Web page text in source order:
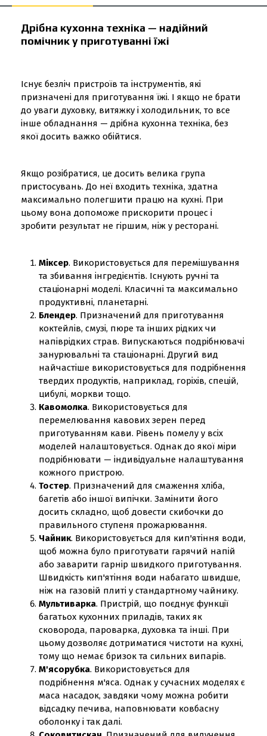
Дрібна кухонна техніка — надійний
помічник у приготуванні їжі
Існує безліч пристроїв та інструментів, які
призначені для приготування їжі. І якщо не брати
до уваги духовку, витяжку і холодильник, то все
інше обладнання — дрібна кухонна техніка, без
якої досить важко обійтися.
Якщо розібратися, це досить велика група
пристосувань. До неї входить техніка, здатна
максимально полегшити працю на кухні. При
цьому вона допоможе прискорити процес і
зробити результат не гіршим, ніж у ресторані.
Міксер. Використовується для перемішування
та збивання інгредієнтів. Існують ручні та
стаціонарні моделі. Класичні та максимально
продуктивні, планетарні.
Блендер. Призначений для приготування
коктейлів, смузі, пюре та інших рідких чи
напіврідких страв. Випускаються подрібнювачі
занурювальні та стаціонарні. Другий вид
найчастіше використовується для подрібнення
твердих продуктів, наприклад, горіхів, спецій,
цибулі, моркви тощо.
Кавомолка. Використовується для
перемелювання кавових зерен перед
приготуванням кави. Рівень помелу у всіх
моделей налаштовується. Однак до якої міри
подрібнювати — індивідуальне налаштування
кожного пристрою.
Тостер. Призначений для смаження хліба,
багетів або іншої випічки. Замінити його
досить складно, щоб довести скибочки до
правильного ступеня прожарювання.
Чайник. Використовується для кип'ятіння води,
щоб можна було приготувати гарячий напій
або заварити гарнір швидкого приготування.
Швидкість кип'ятіння води набагато швидше,
ніж на газовій плиті у стандартному чайнику.
Мультиварка. Пристрій, що поєднує функції
багатьох кухонних приладів, таких як
сковорода, пароварка, духовка та інші. При
цьому дозволяє дотриматися чистоти на кухні,
тому що немає бризок та сильних випарів.
М'ясорубка. Використовується для
подрібнення м'яса. Однак у сучасних моделях є
маса насадок, завдяки чому можна робити
відсадку печива, наповнювати ковбасну
оболонку і так далі.